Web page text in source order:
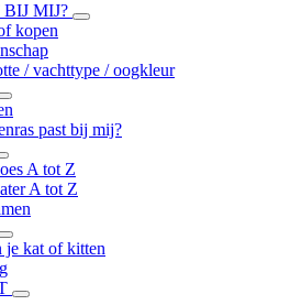
MIJ?
kopen
/ vachttype / oogkleur
past bij mij?
A tot Z
A tot Z
je kat of kitten